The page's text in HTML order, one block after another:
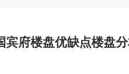
府楼盘优缺点楼盘